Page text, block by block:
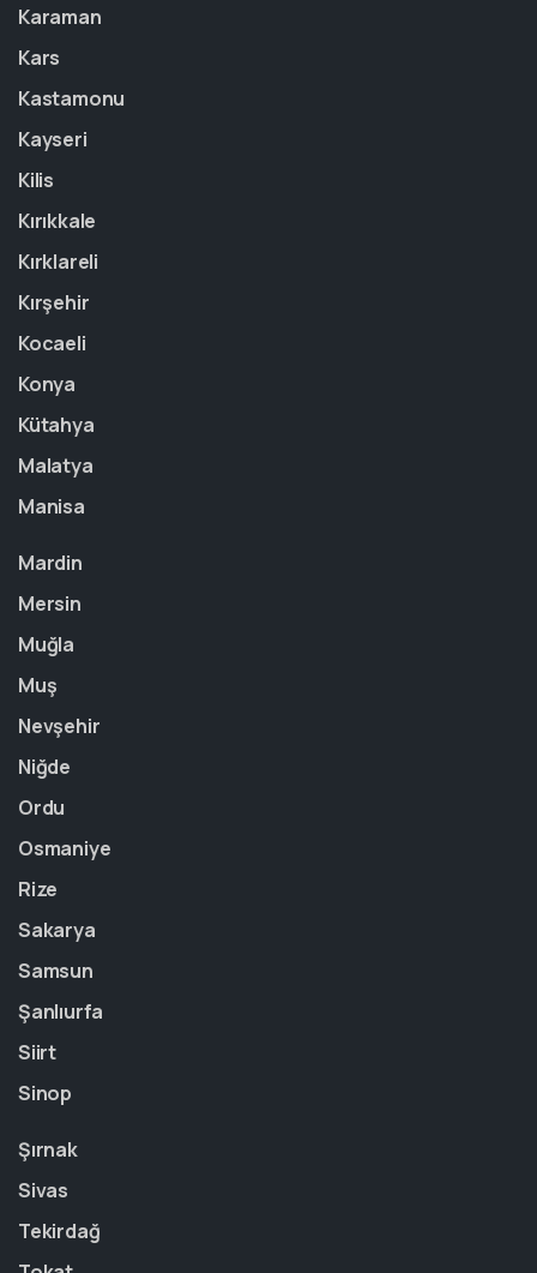
Karaman
Kars
Kastamonu
Kayseri
Kilis
Kırıkkale
Kırklareli
Kırşehir
Kocaeli
Konya
Kütahya
Malatya
Manisa
Mardin
Mersin
Muğla
Muş
Nevşehir
Niğde
Ordu
Osmaniye
Rize
Sakarya
Samsun
Şanlıurfa
Siirt
Sinop
Şırnak
Sivas
Tekirdağ